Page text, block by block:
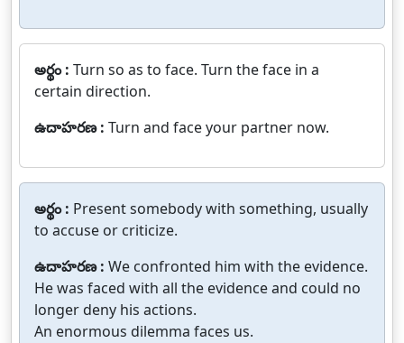
అర్థం : Turn so as to face. Turn the face in a
certain direction.
ఉదాహరణ : Turn and face your partner now.
అర్థం : Present somebody with something, usually
to accuse or criticize.
ఉదాహరణ : We confronted him with the evidence.
He was faced with all the evidence and could no
longer deny his actions.
An enormous dilemma faces us.